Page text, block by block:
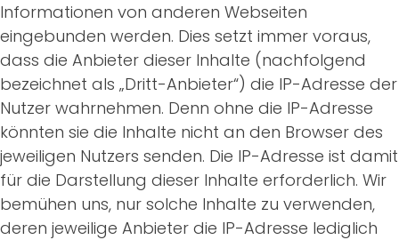
Informationen von anderen Webseiten
eingebunden werden. Dies setzt immer voraus,
dass die Anbieter dieser Inhalte (nachfolgend
bezeichnet als „Dritt-Anbieter“) die IP-Adresse der
Nutzer wahrnehmen. Denn ohne die IP-Adresse
könnten sie die Inhalte nicht an den Browser des
jeweiligen Nutzers senden. Die IP-Adresse ist damit
für die Darstellung dieser Inhalte erforderlich. Wir
bemühen uns, nur solche Inhalte zu verwenden,
deren jeweilige Anbieter die IP-Adresse lediglich